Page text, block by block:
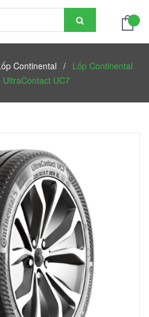
Continental / Lốp Continental
UC7